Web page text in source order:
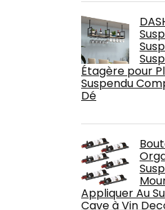
Étagère pour
Suspendu
Dé
Appliquer Au
Cave à Vin